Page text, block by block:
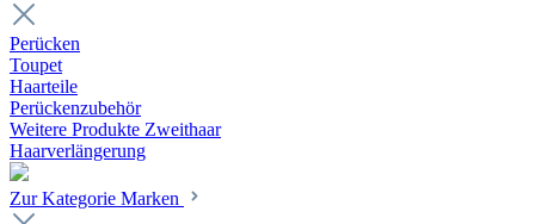
Perücken
Toupet
Haarteile
Perückenzubehör
Weitere Produkte Zweithaar
Haarverlängerung
Zur Kategorie Marken